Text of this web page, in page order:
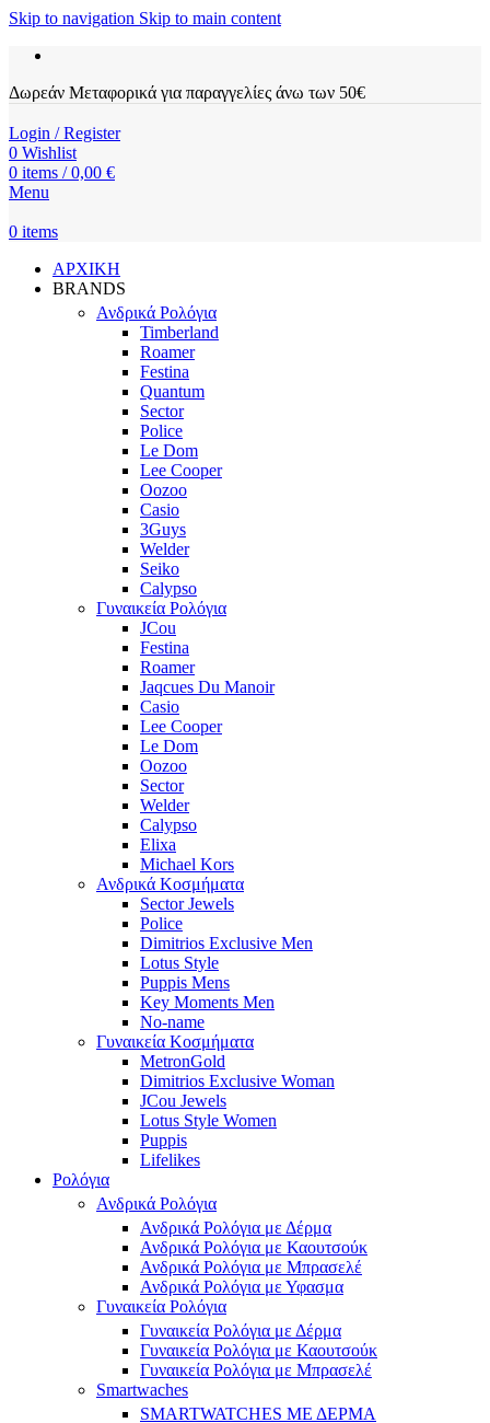
Skip to navigation Skip to main content
Δωρεάν Μεταφορικά για παραγγελίες άνω των 50€
Login / Register
0 Wishlist
0 items / 0,00 €
Menu
0 items
ΑΡΧΙΚΗ
BRANDS
Ανδρικά Ρολόγια
Timberland
Roamer
Festina
Quantum
Sector
Police
Le Dom
Lee Cooper
Oozoo
Casio
3Guys
Welder
Seiko
Calypso
Γυναικεία Ρολόγια
JCou
Festina
Roamer
Jaqcues Du Manoir
Casio
Lee Cooper
Le Dom
Oozoo
Sector
Welder
Calypso
Elixa
Michael Kors
Ανδρικά Κοσμήματα
Sector Jewels
Police
Dimitrios Exclusive Men
Lotus Style
Puppis Mens
Key Moments Men
No-name
Γυναικεία Κοσμήματα
MetronGold
Dimitrios Exclusive Woman
JCou Jewels
Lotus Style Women
Puppis
Lifelikes
Ρολόγια
Ανδρικά Ρολόγια
Ανδρικά Ρολόγια με Δέρμα
Ανδρικά Ρολόγια με Καουτσούκ
Ανδρικά Ρολόγια με Μπρασελέ
Ανδρικά Ρολόγια με Υφασμα
Γυναικεία Ρολόγια
Γυναικεία Ρολόγια με Δέρμα
Γυναικεία Ρολόγια με Καουτσούκ
Γυναικεία Ρολόγια με Μπρασελέ
Smartwaches
SMARTWATCHES ΜΕ ΔΕΡΜΑ